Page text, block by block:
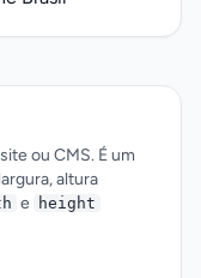
ou CMS. É um
altura
e height